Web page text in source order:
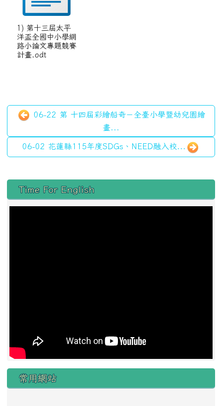
1) 第十三屆太平
洋盃全國中小學網
路小論文專題競賽
計畫.odt
06-22 第 十四屆彩繪船奇－全臺小學暨幼兒園繪
畫...
06-02 花蓮縣115年度SDGs、NEED融入校...
左邊區域內容
Time For English
常用網站